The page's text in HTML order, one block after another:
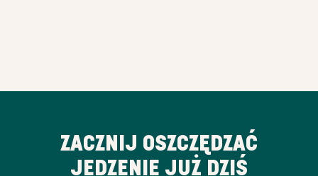
ZACZNIJ OSZCZĘDZAĆ
JEDZENIE JUŻ DZIŚ